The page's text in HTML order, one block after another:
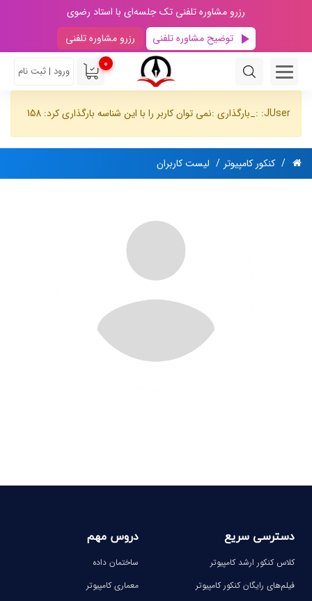
رزرو مشاوره تلفنی تک جلسه‌ای با استاد رضوی
توضیح مشاوره تلفنی
رزرو مشاوره تلفنی
0
ورود | ثبت نام
JUser: :_بارگذاری :نمی توان کاربر را با این شناسه بارگذاری کرد: 158
کنکور کامپیوتر لیست کاربران
دسترسی سریع
کلاس کنکور ارشد کامپیوتر
فیلم‌های رایگان کنکور کامپیوتر
دروس مهم
ساختمان داده
معماری کامپیوتر